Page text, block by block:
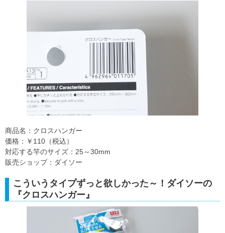
商品名：クロスハンガー
価格：￥110（税込）
対応する竿のサイズ：25～30mm
販売ショップ：ダイソー
こういうタイプずっと欲しかった～！ダイソーの
『クロスハンガー』